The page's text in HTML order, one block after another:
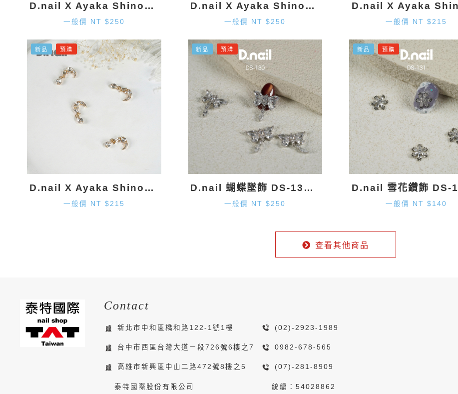
D.nail X Ayaka Shinohara 領結墜飾-金色 (2入)
一般價 NT $250
D.nail X Ayaka Shinohara 星星墜飾-金色 (2入)
一般價 NT $250 一般價 NT $215
新品 預購
D.nail X Ayaka Shinohara 月亮墜飾-金色 (2入)
一般價 NT $215
新品 預購
D.nail 蝴蝶墜飾 DS-130 (20mm×1.9mm) 2入
一般價 NT $250
新品 預購
一般價 NT $140
查看其他商品
Contact
新北市中和區橋和路122-1號1樓 (02)-2923-1989
台中市西區台灣大道ㄧ段726號6樓之7 0982-678-565
高雄市新興區中山二路472號8樓之5 (07)-281-8909
泰特國際股份有限公司 統編：54028862